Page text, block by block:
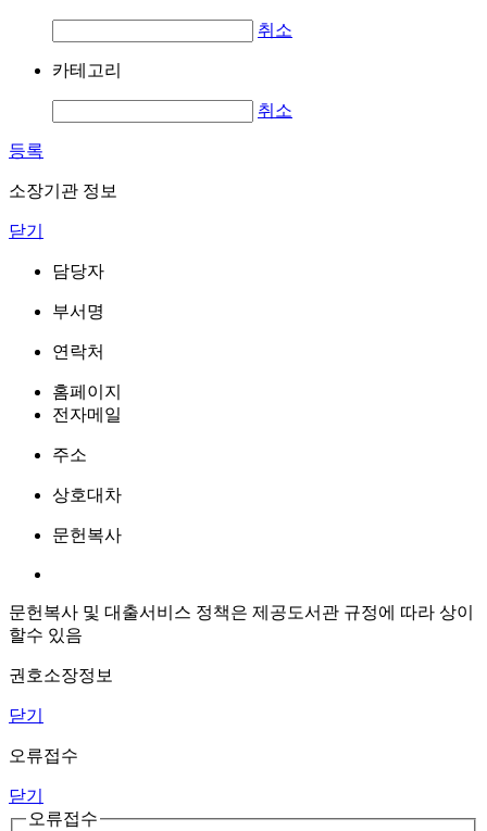
취소
카테고리
취소
등록
소장기관 정보
닫기
담당자
부서명
연락처
홈페이지
전자메일
주소
상호대차
문헌복사
문헌복사 및 대출서비스 정책은 제공도서관 규정에 따라 상이
할수 있음
권호소장정보
닫기
오류접수
닫기
오류접수